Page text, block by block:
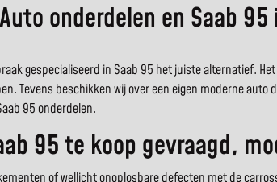
onderdelen en Saab 95
gespecialiseerd in Saab 95 het juiste alternatief.
Tevens beschikken wij over een eigen moderne
95 onderdelen.
95 te koop gevraagd,
of wellicht onoplosbare defecten met de